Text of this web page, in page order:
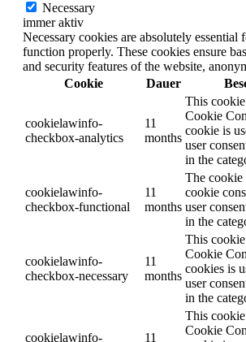
Necessary
immer aktiv
Necessary cookies are absolutely essential
function properly. These cookies ensure
and security features of the website,
Cookie
Dauer
cookielawinfo-
checkbox-analytics
11
months
This
Cookie
cookie is
user
in the
cookielawinfo-
checkbox-functional
11
months
The cookie
cookie
user
in the
cookielawinfo-
checkbox-necessary
11
months
This
Cookie
cookies is
user
in the
cookielawinfo-
11
This
Cookie